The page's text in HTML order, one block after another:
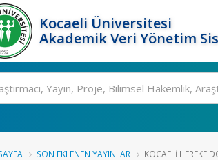
Kocaeli Üniversitesi
Akademik Veri Yönetim
SON EKLENEN YAYINLAR KOCAELI HEREKE